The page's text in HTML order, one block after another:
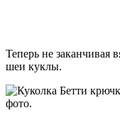
Теперь не заканчивая
шеи куклы.